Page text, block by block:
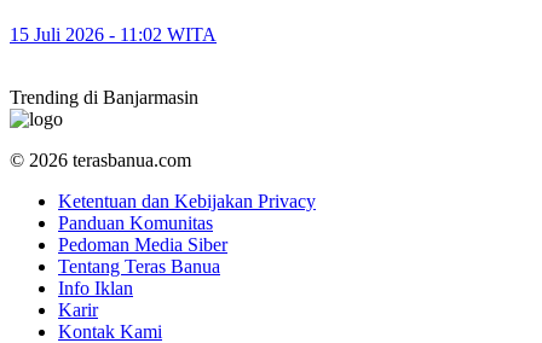
15 Juli 2026 - 11:02 WITA
Trending di Banjarmasin
© 2026 terasbanua.com
Ketentuan dan Kebijakan Privacy
Panduan Komunitas
Pedoman Media Siber
Tentang Teras Banua
Info Iklan
Karir
Kontak Kami